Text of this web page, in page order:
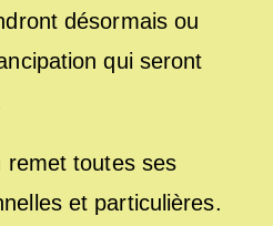
désormais ou
qui seront
remet toutes ses
et particulières.